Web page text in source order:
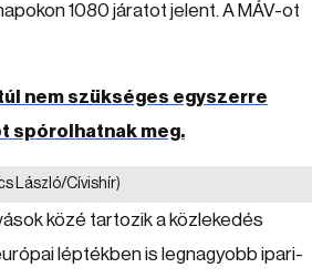
1080 járatot jelent. A MÁV-ot
nem szükséges egyszerre
spórolhatnak meg.
László/Cívishír)
közé tartozik a közlekedés
léptékben is legnagyobb ipari-